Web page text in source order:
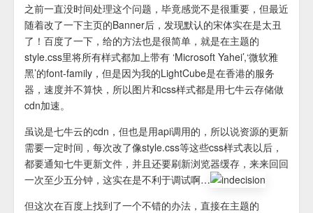
之前一直没时间处理这个问题，毕竟感觉不是很重要，但最近
随着改了一下主页的Banner后，发现默认的宋体实在是太丑
了！百度了一下，给的方法也是很简单，就是在主题的
style.css里将所有样式都加上带有 ‘Microsoft Yahei’,‘微软雅
黑’的font-family，但是因为我的LightCube是在香港的服务
器，速度并不算快，所以图片和css样式都是用七牛云存储做
cdn加速。
虽说是七牛云的cdn，但也是用api调用的，所以说资源的更新
需要一定时间，每次改了像style.css等这些css样式表以后，
都要通知七牛更新文件，并且还要刷新浏览器缓存，来来回回
一次至少五分钟，这实在是不利于调试啊…
但这次在百度上找到了一个不错的办法，直接在主题的